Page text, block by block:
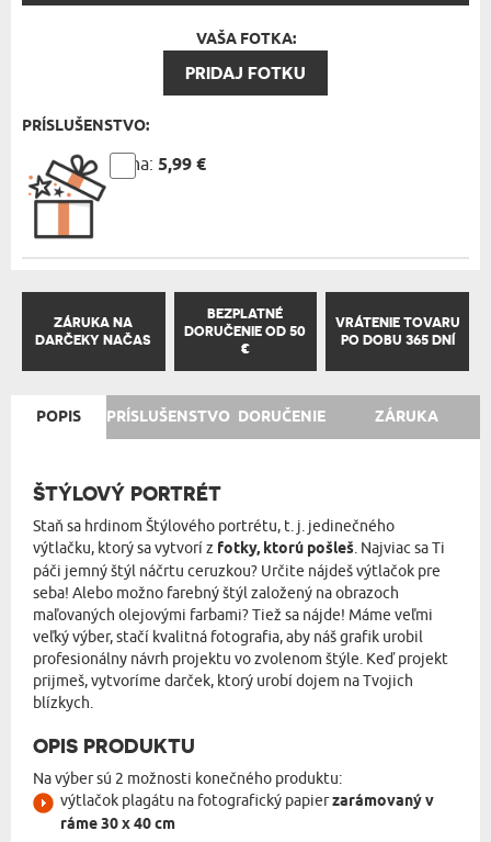
VAŠA FOTKA:
PRIDAJ FOTKU
PRÍSLUŠENSTVO:
Cena: 5,99 €
ZÁRUKA NA
DARČEKY NAČAS
BEZPLATNÉ
DORUČENIE OD 50
€
VRÁTENIE TOVARU
PO DOBU 365 DNÍ
POPIS PRÍSLUŠENSTVO DORUČENIE ZÁRUKA
ŠTÝLOVÝ PORTRÉT
Staň sa hrdinom Štýlového portrétu, t. j. jedinečného
výtlačku, ktorý sa vytvorí z fotky, ktorú pošleš. Najviac sa Ti
páči jemný štýl náčrtu ceruzkou? Určite nájdeš výtlačok pre
seba! Alebo možno farebný štýl založený na obrazoch
maľovaných olejovými farbami? Tiež sa nájde! Máme veľmi
veľký výber, stačí kvalitná fotografia, aby náš grafik urobil
profesionálny návrh projektu vo zvolenom štýle. Keď projekt
prijmeš, vytvoríme darček, ktorý urobí dojem na Tvojich
blízkych.
OPIS PRODUKTU
Na výber sú 2 možnosti konečného produktu:
výtlačok plagátu na fotografický papierzarámovaný v
ráme 30 x 40 cm